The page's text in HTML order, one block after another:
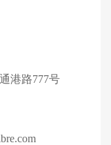
港路777号